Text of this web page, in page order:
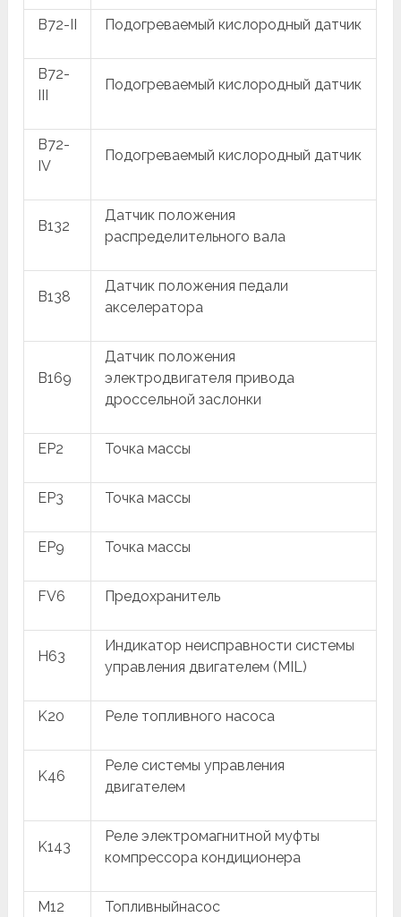
B72-II Подогреваемый кислородный датчик
B72-
Подогреваемый кислородный датчик
B72-
IV
Подогреваемый кислородный датчик
B132
Датчик положения
распределительного вала
B138
Датчик положения педали
акселератора
B169
Датчик положения
электродвигателя привода
дроссельной заслонки
EP2 Точка массы
EP3 Точка массы
EP9 Точка массы
FV6 Предохранитель
H63
Индикатор неисправности системы
управления двигателем (MIL)
K20 Реле топливного насоса
K46
Реле системы управления
двигателем
K143
Реле электромагнитной муфты
компрессора кондиционера
M12 Топливныйнасос